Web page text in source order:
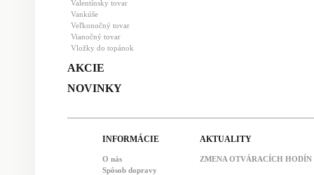
Valentínsky tovar
Vankúše
Veľkonočný tovar
Vianočný tovar
Vložky do topánok
AKCIE
NOVINKY
INFORMÁCIE
O nás
Spôsob dopravy
AKTUALITY
ZMENA OTVÁRACÍCH HODÍN